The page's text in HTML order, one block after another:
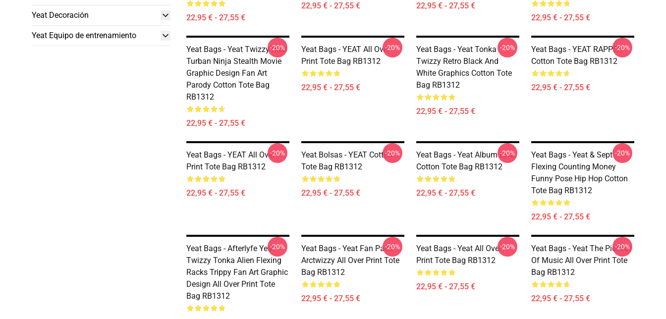
Yeat Decoración
Yeat Equipo de entrenamiento
22,95 € - 27,55 €
22,95 € - 27,55 € 22,95 € - 27,55 €
22,95 € - 27,55 €
Yeat Bags - Yeat Twizzy Rich
Turban Ninja Stealth Movie
Graphic Design Fan Art
Parody Cotton Tote Bag
RB1312
22,95 € - 27,55 €
-20%
Yeat Bags - YEAT All Over
Print Tote Bag RB1312
22,95 € - 27,55 €
-20%
Yeat Bags - Yeat Tonka
Twizzy Retro Black And
White Graphics Cotton Tote
Bag RB1312
22,95 € - 27,55 €
-20%
Yeat Bags - YEAT RAPPER
Cotton Tote Bag RB1312
22,95 € - 27,55 €
-20%
Yeat Bags - YEAT All Over
Print Tote Bag RB1312
22,95 € - 27,55 €
-20%
Yeat Bolsas - YEAT Cotton
Tote Bag RB1312
22,95 € - 27,55 €
-20%
Yeat Bags - Yeat Album Lyfe
Cotton Tote Bag RB1312
22,95 € - 27,55 €
-20%
Yeat Bags - Yeat & Sept
Flexing Counting Money
Funny Pose Hip Hop Cotton
Tote Bag RB1312
22,95 € - 27,55 €
-20%
Yeat Bags - Afterlyfe Yeat
Twizzy Tonka Alien Flexing
Racks Trippy Fan Art Graphic
Design All Over Print Tote
Bag RB1312
-20%
Yeat Bags - Yeat Fan Pack
Arctwizzy All Over Print Tote
Bag RB1312
22,95 € - 27,55 €
-20%
Yeat Bags - Yeat All Over
Print Tote Bag RB1312
22,95 € - 27,55 €
-20%
Yeat Bags - Yeat The Pioneer
Of Music All Over Print Tote
Bag RB1312
22,95 € - 27,55 €
-20%